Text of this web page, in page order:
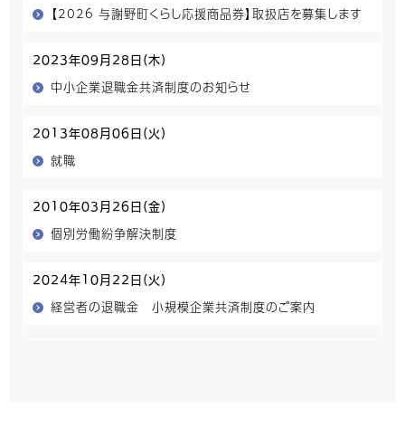
【2026 与謝野町くらし応援商品券】取扱店を募集します
2023年09月28日(木)
中小企業退職金共済制度のお知らせ
2013年08月06日(火)
就職
2010年03月26日(金)
個別労働紛争解決制度
2024年10月22日(火)
経営者の退職金 小規模企業共済制度のご案内